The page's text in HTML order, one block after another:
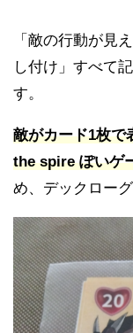
「敵の行動が見
し付け」すべて
す。
敵がカード1枚で
the spire ぽいゲ
め、デックロー